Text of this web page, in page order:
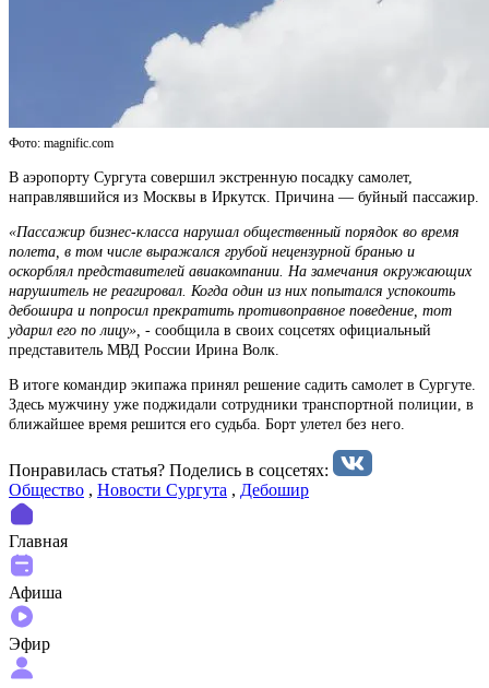
Фото: magnific.com
В аэропорту Сургута совершил экстренную посадку самолет,
направлявшийся из Москвы в Иркутск. Причина — буйный пассажир.
«Пассажир бизнес-класса нарушал общественный порядок во время
полета, в том числе выражался грубой нецензурной бранью и
оскорблял представителей авиакомпании. На замечания окружающих
нарушитель не реагировал. Когда один из них попытался успокоить
дебошира и попросил прекратить противоправное поведение, тот
ударил его по лицу», - сообщила в своих соцсетях официальный
представитель МВД России Ирина Волк.
В итоге командир экипажа принял решение садить самолет в Сургуте.
Здесь мужчину уже поджидали сотрудники транспортной полиции, в
ближайшее время решится его судьба. Борт улетел без него.
Понравилась статья? Поделиcь в соцсетях:
Общество , Новости Сургута , Дебошир
Главная
Афиша
Эфир